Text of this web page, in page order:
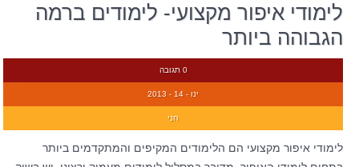
לימודי איפור מקצועי- לימודים ברמה
הגבוהה ביותר
0 תגובה
ינו - 14 - 2013
חני
לימודי איפור מקצועי הם הלימודים המקיפים והמתקדמים ביותר